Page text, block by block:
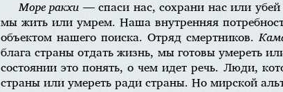
Море ракхи — спаси нас, сохрани нас или
мы жить или умрем. Наша внутренняя
объектом нашего поиска. Отряд смертников.
блага страны отдать жизнь, мы готовы умереть
состоянии это понять, о чем идет речь. Люди,
страны или умереть ради страны. Но мирской